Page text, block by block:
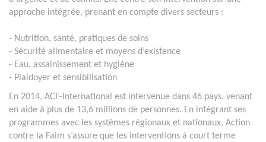
approche intégrée, prenant en compte divers secteurs :
- Nutrition, santé, pratiques de soins
- Sécurité alimentaire et moyens d’existence
- Eau, assainissement et hygiène
- Plaidoyer et sensibilisation
En 2014, ACF-International est intervenue dans 46 pays, venant
en aide à plus de 13,6 millions de personnes. En intégrant ses
programmes avec les systèmes régionaux et nationaux, Action
contre la Faim s’assure que les interventions à court terme